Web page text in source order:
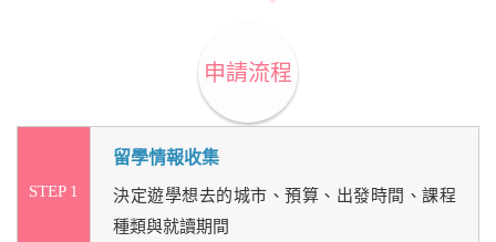
申請流程
STEP 1
留學情報收集
決定遊學想去的城市、預算、出發時間、課程
種類與就讀期間